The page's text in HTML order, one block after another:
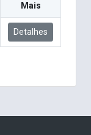
Mais
Detalhes